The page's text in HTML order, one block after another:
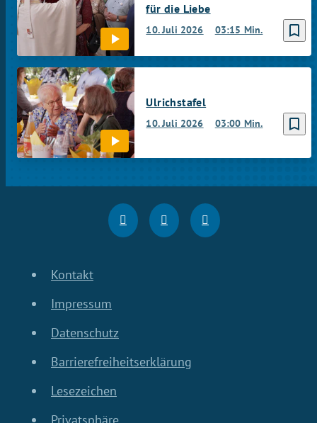
bookmark_border
10. Juli 2026 03:15 Min.
für die Liebe
bookmark_border
10. Juli 2026 03:00 Min.
Ulrichstafel
Kontakt
Impressum
Datenschutz
Barrierefreiheitserklärung
Lesezeichen